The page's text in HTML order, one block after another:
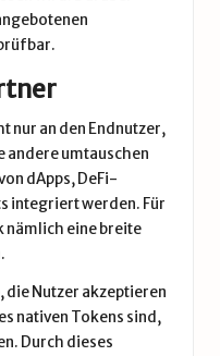
nur an den Endnutzer,
andere umtauschen
dApps, DeFi-
integriert werden. Für
nämlich eine breite
die Nutzer akzeptieren
nativen Tokens sind,
Durch dieses